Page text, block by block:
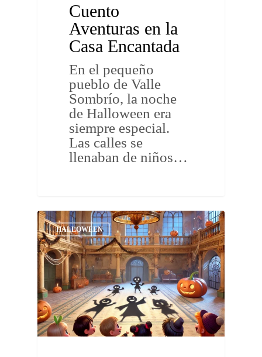
Cuento
Aventuras en la
Casa Encantada
En el pequeño
pueblo de Valle
Sombrío, la noche
de Halloween era
siempre especial.
Las calles se
llenaban de niños…
HALLOWEEN